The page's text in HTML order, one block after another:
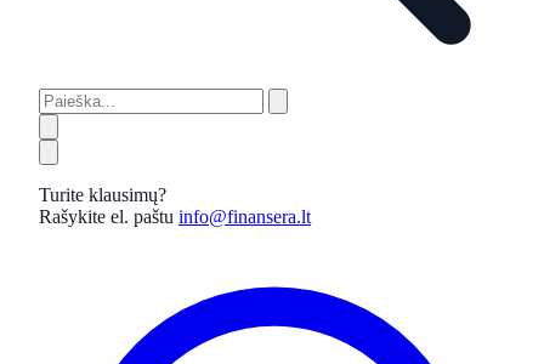
Turite klausimų?
Rašykite el. paštu info@finansera.lt